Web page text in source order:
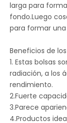
larga para
fondo.Luego
para formar
Beneficios de
1. Estas bolsas
radiación, a los
rendimiento.
2.Fuerte
3.Parece
4.Productos